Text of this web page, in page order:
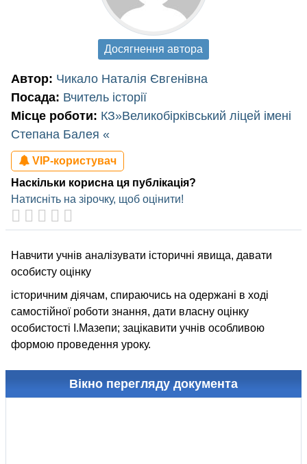
Автор: Чикало Наталія Євгенівна
Посада: Вчитель історії
Місце роботи: КЗ»Великобірківський ліцей імені
Степана Балея «
VIP-користувач
Наскільки корисна ця публікація?
Натисніть на зірочку, щоб оцінити!
Досягнення автора
Навчити учнів аналізувати історичні явища, давати
особисту оцінку
історичним діячам, спираючись на одержані в ході
самостійної роботи знання, дати власну оцінку
особистості І.Мазепи; зацікавити учнів особливою
формою проведення уроку.
Вікно перегляду документа